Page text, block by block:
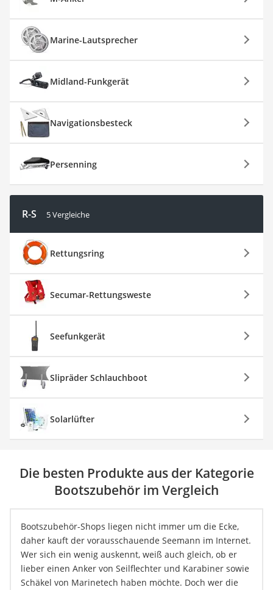
Marine-Lautsprecher
Midland-Funkgerät
Navigationsbesteck
Persenning
R-S 5 Vergleiche
Rettungsring
Secumar-Rettungsweste
Seefunkgerät
Slipräder Schlauchboot
Solarlüfter
Die besten Produkte aus der Kategorie
Bootszubehör im Vergleich
Bootszubehör-Shops liegen nicht immer um die Ecke,
daher kauft der vorausschauende Seemann im Internet.
Wer sich ein wenig auskennt, weiß auch gleich, ob er
lieber einen Anker von Seilflechter und Karabiner sowie
Schäkel von Marinetech haben möchte. Doch wer die